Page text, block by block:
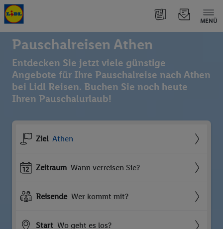
MENÜ
Pauschalreisen Athen
Entdecken Sie jetzt viele günstige
Angebote für Ihre Pauschalreise nach Athen
bei Lidl Reisen. Buchen Sie noch heute
Ihren Pauschalurlaub!
Ziel Athen
Zeitraum Wann verreisen Sie?
Reisende Wer kommt mit?
Start Wo geht es los?